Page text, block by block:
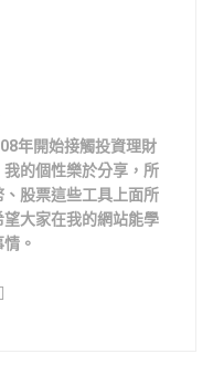
年開始接觸投資理財
的個性樂於分享，所
股票這些工具上面所
大家在我的網站能學
。